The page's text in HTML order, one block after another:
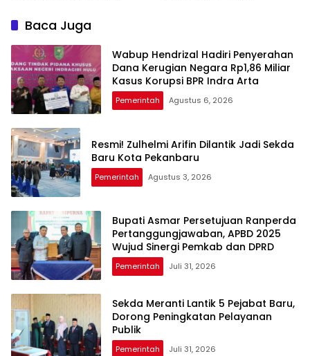
Baca Juga
Wabup Hendrizal Hadiri Penyerahan
Dana Kerugian Negara Rp1,86 Miliar
Kasus Korupsi BPR Indra Arta
Pemerintah Agustus 6, 2026
Resmi! Zulhelmi Arifin Dilantik Jadi Sekda
Baru Kota Pekanbaru
Pemerintah Agustus 3, 2026
Bupati Asmar Persetujuan Ranperda
Pertanggungjawaban, APBD 2025
Wujud Sinergi Pemkab dan DPRD
Pemerintah Juli 31, 2026
Sekda Meranti Lantik 5 Pejabat Baru,
Dorong Peningkatan Pelayanan
Publik
Pemerintah Juli 31, 2026